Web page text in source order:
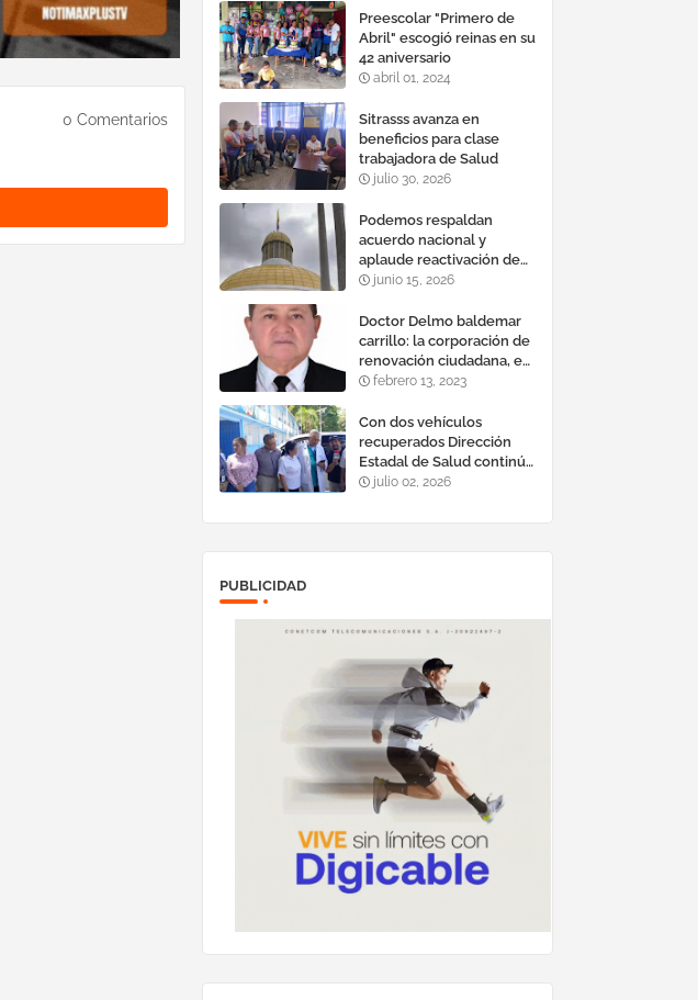
0 Comentarios
efectivo"
Preescolar "Primero de
Abril" escogió reinas en su
42 aniversario
abril 01, 2024
Sitrasss avanza en
beneficios para clase
trabajadora de Salud
julio 30, 2026
Podemos respaldan
acuerdo nacional y
aplaude reactivación de
Tocoma con la
megavatios al sistema
eléctrico nacional
junio 15, 2026
Doctor Delmo baldemar
carrillo: la corporación de
renovación ciudadana, es
un banco mundial de
febrero 13, 2023
Con dos vehículos
recuperados Dirección
Estadal de Salud continúa
plan de refacción de su
julio 02, 2026
PUBLICIDAD